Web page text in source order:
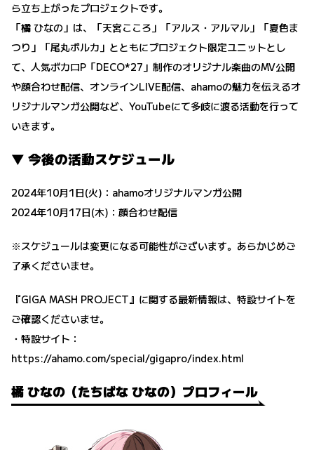
ら立ち上がったプロジェクトです。
「橘 ひなの」は、「天宮こころ」「アルス・アルマル」「夏色ま
つり」「尾丸ポルカ」とともにプロジェクト限定ユニットとし
て、人気ボカロP「DECO*27」制作のオリジナル楽曲のMV公開
や顔合わせ配信、オンラインLIVE配信、ahamoの魅力を伝えるオ
リジナルマンガ公開など、YouTubeにて多岐に渡る活動を行って
いきます。
▼ 今後の活動スケジュール
2024年10月1日(火)：ahamoオリジナルマンガ公開
2024年10月17日(木)：顔合わせ配信
※スケジュールは変更になる可能性がございます。あらかじめご
了承くださいませ。
『GIGA MASH PROJECT』に関する最新情報は、特設サイトを
ご確認くださいませ。
・特設サイト：
https://ahamo.com/special/gigapro/index.html
橘 ひなの（たちばな ひなの）プロフィール